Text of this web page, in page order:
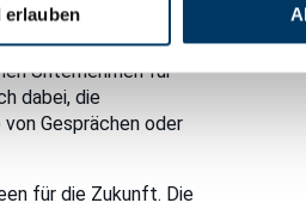
erlauben
das Problem
in den
Unternehmen für
dabei, die
Gesprächen oder
für die Zukunft. Die